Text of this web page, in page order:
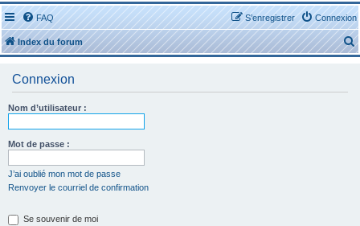
FAQ Connexion
S’enregistrer
Index du forum
e
Connexion
Nom d’utilisateur :
Mot de passe :
J’ai oublié mon mot de passe
Renvoyer le courriel de confirmation
Se souvenir de moi